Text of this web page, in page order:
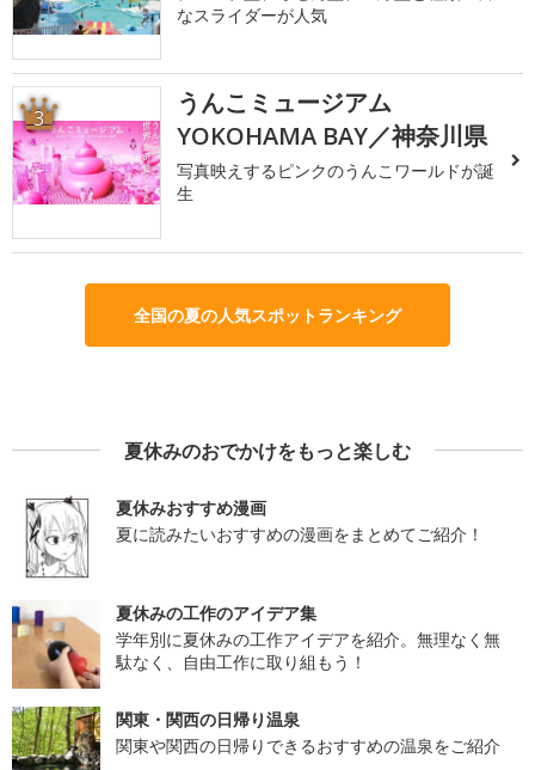
なスライダーが人気
3
うんこミュージアム
YOKOHAMA BAY／神奈川県
写真映えするピンクのうんこワールドが誕
生
全国の夏の人気スポットランキング
夏休みのおでかけをもっと楽しむ
夏休みおすすめ漫画
夏に読みたいおすすめの漫画をまとめてご紹介！
夏休みの工作のアイデア集
学年別に夏休みの工作アイデアを紹介。無理なく無
駄なく、自由工作に取り組もう！
関東・関西の日帰り温泉
関東や関西の日帰りできるおすすめの温泉をご紹介